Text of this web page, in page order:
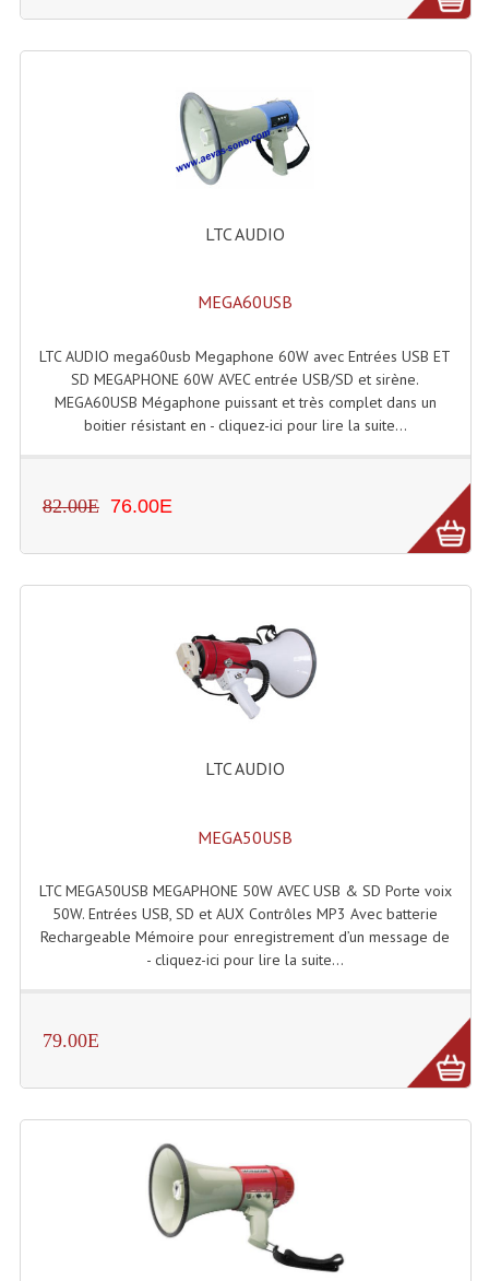
Matériel Karaoké
Disque DVD
LISTE DU MATERIEL D'OCCASION
PLAN ACCES, LES HORAIRES
CRÉER UN COMPTE
LTC AUDIO
MEGA60USB
LTC AUDIO mega60usb Megaphone 60W avec Entrées USB ET
SD MEGAPHONE 60W AVEC entrée USB/SD et sirène.
MEGA60USB Mégaphone puissant et très complet dans un
boitier résistant en - cliquez-ici pour lire la suite...
82.00E 76.00E
LTC AUDIO
MEGA50USB
LTC MEGA50USB MEGAPHONE 50W AVEC USB & SD Porte voix
50W. Entrées USB, SD et AUX Contrôles MP3 Avec batterie
Rechargeable Mémoire pour enregistrement d’un message de
- cliquez-ici pour lire la suite...
79.00E